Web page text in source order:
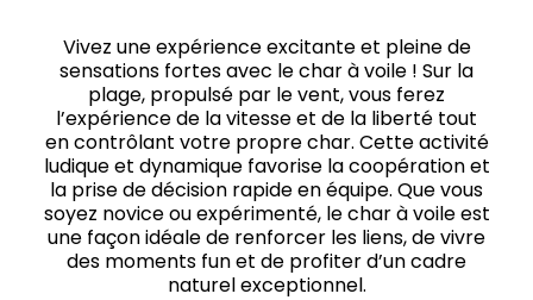
Vivez une expérience excitante et pleine de
sensations fortes avec le char à voile ! Sur la
plage, propulsé par le vent, vous ferez
l’expérience de la vitesse et de la liberté tout
en contrôlant votre propre char. Cette activité
ludique et dynamique favorise la coopération et
la prise de décision rapide en équipe. Que vous
soyez novice ou expérimenté, le char à voile est
une façon idéale de renforcer les liens, de vivre
des moments fun et de profiter d’un cadre
naturel exceptionnel.